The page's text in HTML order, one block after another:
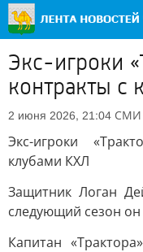
Экс-игроки
контракты с
2 июня 2026, 21:04 СМИ
Экс-игроки
клубами КХЛ
Защитник Логан
следующий сезон
Капитан